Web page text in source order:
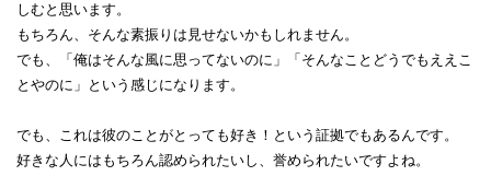
しむと思います。
もちろん、そんな素振りは見せないかもしれません。
でも、「俺はそんな風に思ってないのに」「そんなことどうでもええこ
とやのに」という感じになります。
でも、これは彼のことがとっても好き！という証拠でもあるんです。
好きな人にはもちろん認められたいし、誉められたいですよね。